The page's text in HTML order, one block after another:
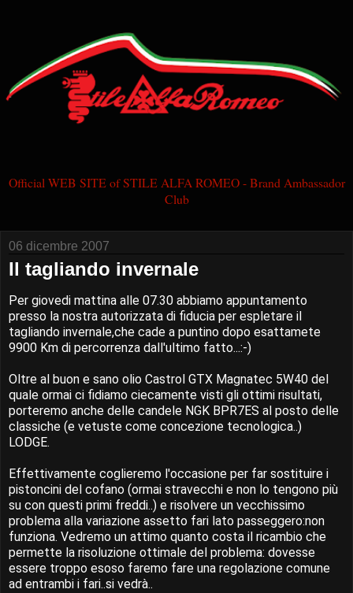
Official WEB SITE of STILE ALFA ROMEO - Brand Ambassador
Club
06 dicembre 2007
Il tagliando invernale
Per giovedi mattina alle 07.30 abbiamo appuntamento
presso la nostra autorizzata di fiducia per espletare il
tagliando invernale,che cade a puntino dopo esattamete
9900 Km di percorrenza dall'ultimo fatto...:-)
Oltre al buon e sano olio Castrol GTX Magnatec 5W40 del
quale ormai ci fidiamo ciecamente visti gli ottimi risultati,
porteremo anche delle candele NGK BPR7ES al posto delle
classiche (e vetuste come concezione tecnologica..)
LODGE.
Effettivamente coglieremo l'occasione per far sostituire i
pistoncini del cofano (ormai stravecchi e non lo tengono più
su con questi primi freddi..) e risolvere un vecchissimo
problema alla variazione assetto fari lato passeggero:non
funziona. Vedremo un attimo quanto costa il ricambio che
permette la risoluzione ottimale del problema: dovesse
essere troppo esoso faremo fare una regolazione comune
ad entrambi i fari..si vedrà..